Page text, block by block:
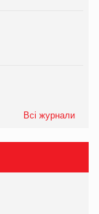
Всі журнали